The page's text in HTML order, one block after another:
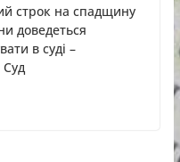
строк на спадщину
доведеться
в суді –